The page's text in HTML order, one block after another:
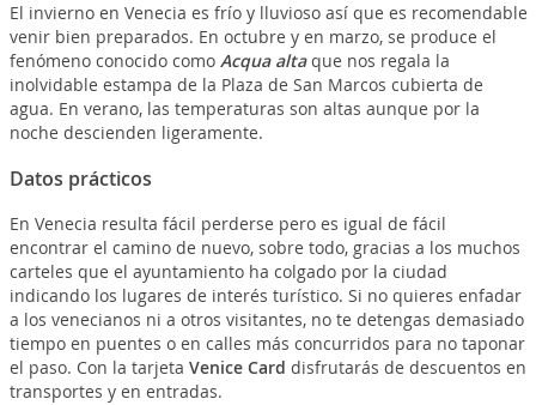
El invierno en Venecia es frío y lluvioso así que es recomendable
venir bien preparados. En octubre y en marzo, se produce el
fenómeno conocido como Acqua altaque nos regala la
inolvidable estampa de la Plaza de San Marcos cubierta de
agua. En verano, las temperaturas son altas aunque por la
noche descienden ligeramente.
Datos prácticos
En Venecia resulta fácil perderse pero es igual de fácil
encontrar el camino de nuevo, sobre todo, gracias a los muchos
carteles que el ayuntamiento ha colgado por la ciudad
indicando los lugares de interés turístico. Si no quieres enfadar
a los venecianos ni a otros visitantes, no te detengas demasiado
tiempo en puentes o en calles más concurridos para no taponar
el paso. Con la tarjeta Venice Card disfrutarás de descuentos en
transportes y en entradas.